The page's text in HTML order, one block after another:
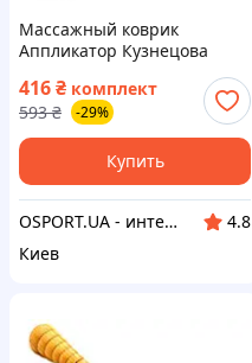
Массажный коврик
Аппликатор Кузнецова
(акупунктурный игольчатый
массажер для спины)
OSPORT (apl-033)
416₴ комплект
593 ₴ -29%
Купить
OSPORT.UA - интернет магазин спортивных товаров
4.8
Киев